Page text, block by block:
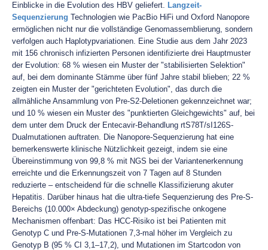
Einblicke in die Evolution des HBV geliefert. Langzeit-
Sequenzierung Technologien wie PacBio HiFi und Oxford Nanopore
ermöglichen nicht nur die vollständige Genomassemblierung, sondern
verfolgen auch Haplotypvariationen. Eine Studie aus dem Jahr 2023
mit 156 chronisch infizierten Personen identifizierte drei Hauptmuster
der Evolution: 68 % wiesen ein Muster der "stabilisierten Selektion"
auf, bei dem dominante Stämme über fünf Jahre stabil blieben; 22 %
zeigten ein Muster der "gerichteten Evolution", das durch die
allmähliche Ansammlung von Pre-S2-Deletionen gekennzeichnet war;
und 10 % wiesen ein Muster des "punktierten Gleichgewichts" auf, bei
dem unter dem Druck der Entecavir-Behandlung rtS78T/sI126S-
Dualmutationen auftraten. Die Nanopore-Sequenzierung hat eine
bemerkenswerte klinische Nützlichkeit gezeigt, indem sie eine
Übereinstimmung von 99,8 % mit NGS bei der Variantenerkennung
erreichte und die Erkennungszeit von 7 Tagen auf 8 Stunden
reduzierte – entscheidend für die schnelle Klassifizierung akuter
Hepatitis. Darüber hinaus hat die ultra-tiefe Sequenzierung des Pre-S-
Bereichs (10.000× Abdeckung) genotyp-spezifische onkogene
Mechanismen offenbart: Das HCC-Risiko ist bei Patienten mit
Genotyp C und Pre-S-Mutationen 7,3-mal höher im Vergleich zu
Genotyp B (95 % CI 3,1–17,2), und Mutationen im Startcodon von